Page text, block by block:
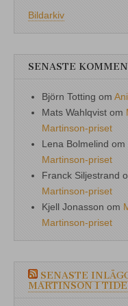
Bildarkiv
SENASTE
Björn Totting om
Mats Wahlqvist om
Martinson-priset
Lena Bolmelind om
Martinson-priset
Franck Siljestrand
Martinson-priset
Kjell Jonasson om
Martinson-priset
SENASTE
MARTINSON I